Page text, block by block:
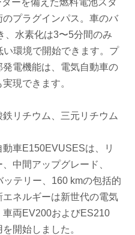
ーを備えた燃料電池スタ
プラグインパス。車のバ
、水素化は3〜5分間のみ
環境で開始できます。プ
電機能は、電気自動車の
現できます。
リチウム、三元リチウム
車E150EVUSESは、リ
中間アップグレード、
テリー、160 kmの包括的
ネルギーは新世代の電気
車両EV200およびES210
開始しました。